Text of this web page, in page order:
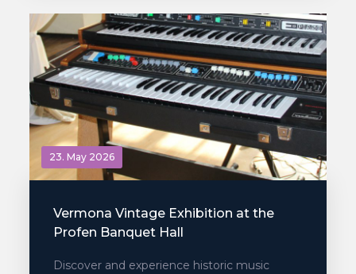
23. May 2026
Vermona Vintage Exhibition at the
Profen Banquet Hall
Discover and experience historic music